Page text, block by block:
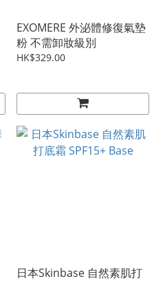
EXOMERE 外泌體修復氣墊
粉 不需卸妝級別
HK$329.00
日本Skinbase 自然素肌打